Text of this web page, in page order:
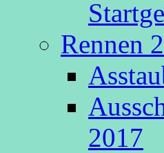
Rennen
2017